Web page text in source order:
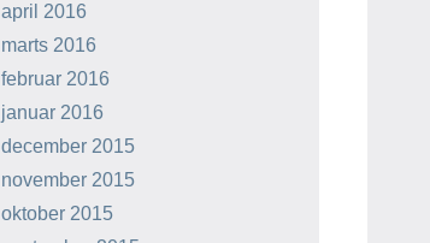
april 2016
marts 2016
februar 2016
januar 2016
december 2015
november 2015
oktober 2015